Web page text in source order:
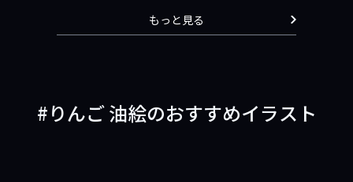
もっと見る
りんご 油絵のおすすめイラスト